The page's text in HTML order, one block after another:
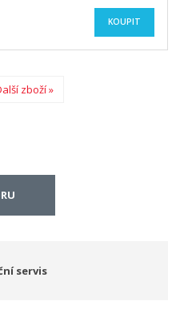
KOUPIT
zboží »
servis